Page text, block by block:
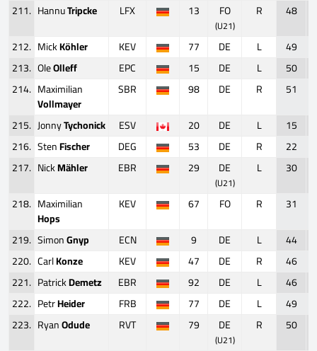
211. HannuTripcke LFX 13 FO
(U21)
R 48
212. MickKöhler KEV 77 DE L 49
213. OleOlleff EPC 15 DE L 50
214. Maximilian
Vollmayer
SBR 98 DE R 51
215. JonnyTychonick ESV 20 DE L 15
216. StenFischer DEG 53 DE R 22
217. NickMähler EBR 29 DE
(U21)
L 30
218. Maximilian
Hops
KEV 67 FO R 31
219. SimonGnyp ECN 9 DE L 44
220. CarlKonze KEV 47 DE R 46
221. PatrickDemetz EBR 92 DE L 46
222. PetrHeider FRB 77 DE L 49
223. RyanOdude RVT 79 DE
(U21)
R 50